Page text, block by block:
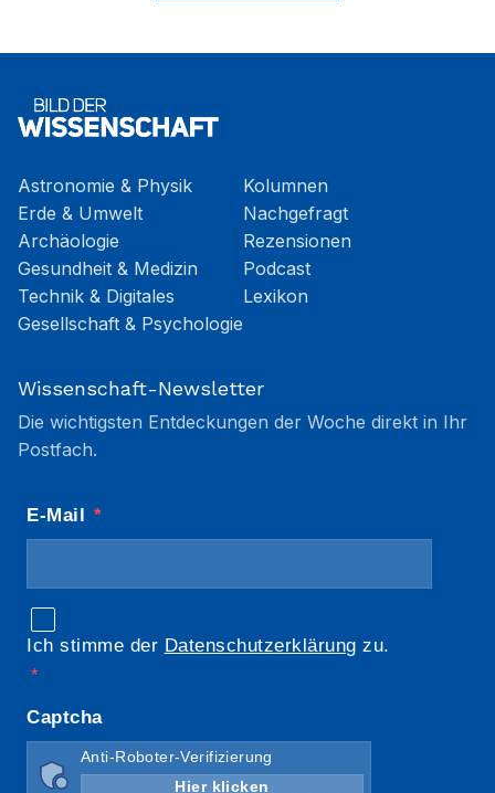
Astronomie & Physik
Erde & Umwelt
Archäologie
Gesundheit & Medizin
Technik & Digitales
Gesellschaft & Psychologie
Kolumnen
Nachgefragt
Rezensionen
Podcast
Lexikon
Wissenschaft-Newsletter
Die wichtigsten Entdeckungen der Woche direkt in Ihr
Postfach.